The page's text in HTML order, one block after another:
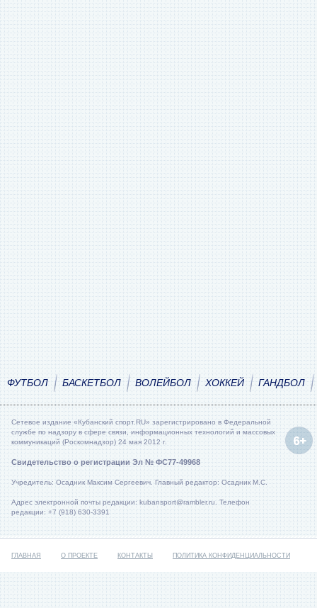
ФУТБОЛ БАСКЕТБОЛ ВОЛЕЙБОЛ ХОККЕЙ ГАНДБОЛ
Сетевое издание «Кубанский спорт.RU» зарегистрировано в Федеральной
службе по надзору в сфере связи, информационных технологий и массовых
коммуникаций (Роскомнадзор) 24 мая 2012 г.
Свидетельство о регистрации Эл № ФС77-49968
Учредитель: Осадник Максим Сергеевич. Главный редактор: Осадник М.С.
Адрес электронной почты редакции: kubansport@rambler.ru. Телефон
редакции: +7 (918) 630-3391
ГЛАВНАЯ О ПРОЕКТЕ КОНТАКТЫ ПОЛИТИКА КОНФИДЕНЦИАЛЬНОСТИ